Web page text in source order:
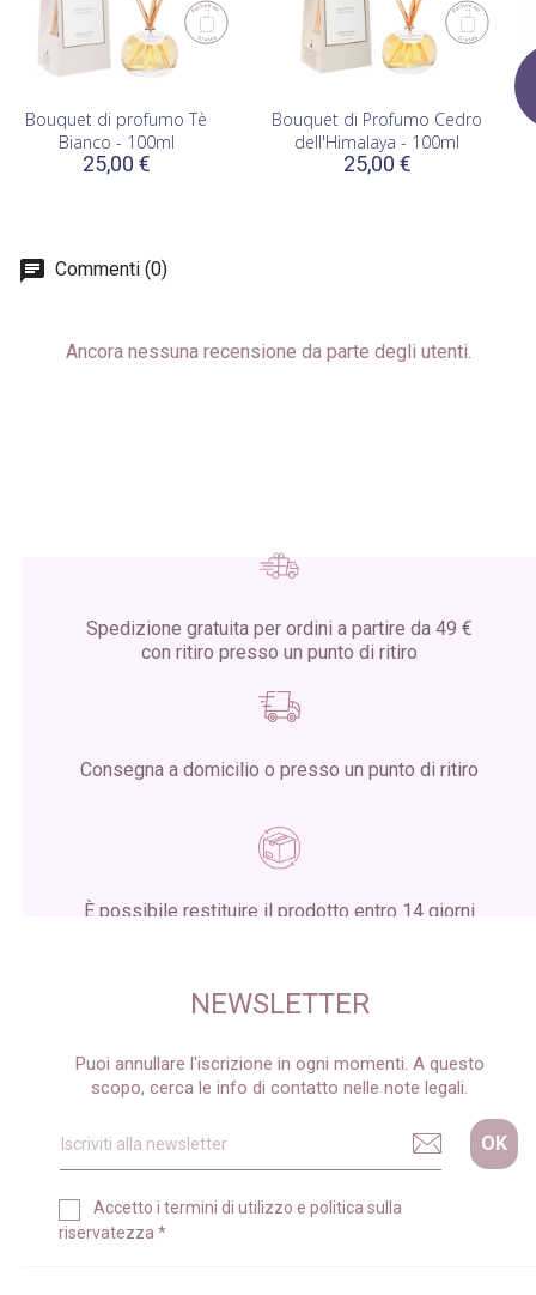
Bouquet di profumo Tè
Bianco - 100ml
25,00 €
Bouquet di Profumo Cedro
dell'Himalaya - 100ml
25,00 €
Commenti (0)
Ancora nessuna recensione da parte degli utenti.
Spedizione gratuita per ordini a partire da 49 €
con ritiro presso un punto di ritiro
Consegna a domicilio o presso un punto di ritiro
È possibile restituire il prodotto entro 14 giorni
NEWSLETTER
Puoi annullare l'iscrizione in ogni momenti. A questo
scopo, cerca le info di contatto nelle note legali.
Accetto i termini di utilizzo e politica sulla
riservatezza *